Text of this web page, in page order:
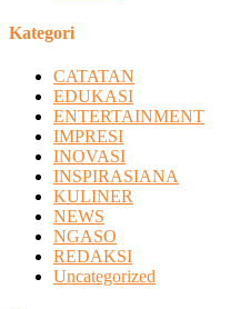
Kategori
CATATAN
EDUKASI
ENTERTAINMENT
IMPRESI
INOVASI
INSPIRASIANA
KULINER
NEWS
NGASO
REDAKSI
Uncategorized